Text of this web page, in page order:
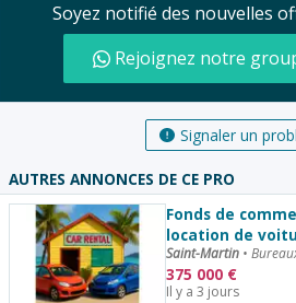
Soyez notifié des nouvelles
Rejoignez notre
Signaler un
AUTRES ANNONCES DE CE PRO
Fonds de
location de
Saint-Martin •
375 000 €
Il y a 3 jours